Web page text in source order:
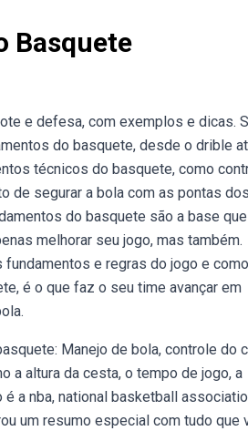
Basquete
e defesa, com exemplos e dicas.
do basquete, desde o drible
técnicos do basquete, como
de segurar a bola com as pontas dos
do basquete são a base que
melhorar seu jogo, mas também.
e regras do jogo e
é o que faz o seu time avançar em
Manejo de bola, controle do
a altura da cesta, o tempo de jogo, a
a nba, national basketball
um resumo especial com tudo que